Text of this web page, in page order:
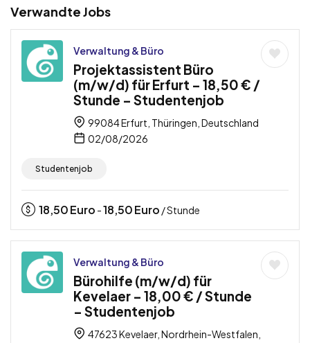
Verwandte Jobs
Verwaltung & Büro
Projektassistent Büro
(m/w/d) für Erfurt – 18,50 € /
Stunde – Studentenjob
99084 Erfurt, Thüringen, Deutschland
02/08/2026
Studentenjob
18,50Euro -18,50Euro / Stunde
Verwaltung & Büro
Bürohilfe (m/w/d) für
Kevelaer – 18,00 € / Stunde
– Studentenjob
47623 Kevelaer, Nordrhein-Westfalen,